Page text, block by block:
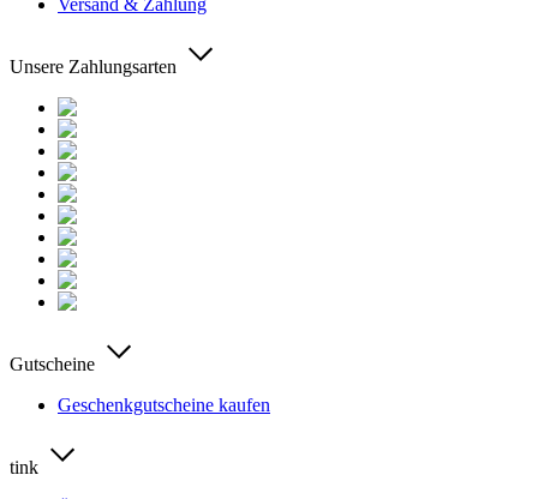
Versand & Zahlung
Unsere Zahlungsarten
Gutscheine
Geschenkgutscheine kaufen
tink